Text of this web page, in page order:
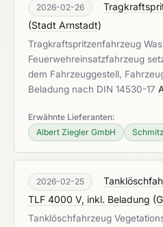
2026-02-26
(Stadt Arnstadt)
Tragkraftspritzenfahrzeug
Feuerwehreinsatzfahrzeug
dem Fahrzeuggestell,
Beladung nach DIN 14530-17
Erwähnte Lieferanten:
Albert Ziegler GmbH
2026-02-25
TLF 4000 V, inkl. Beladung (
Tanklöschfahrzeug